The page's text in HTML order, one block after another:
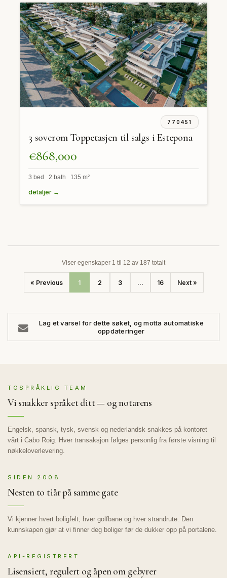
770451
3 soverom Toppetasjen til salgs i Estepona
€868,000
3 bed 2 bath 135 m²
detaljer →
Viser egenskaper 1 til 12 av 187 totalt
« Previous 1 2 3 ... 16 Next »
Lag et varsel for dette søket, og motta automatiske
oppdateringer
TOSPRÅKLIG TEAM
Vi snakker språket ditt — og notarens
Engelsk, spansk, tysk, svensk og nederlandsk snakkes på kontoret
vårt i Cabo Roig. Hver transaksjon følges personlig fra første visning til
nøkkeloverlevering.
SIDEN 2008
Nesten to tiår på samme gate
Vi kjenner hvert boligfelt, hver golfbane og hver strandrute. Den
kunnskapen gjør at vi finner deg boliger før de dukker opp på portalene.
API-REGISTRERT
Lisensiert, regulert og åpen om gebyrer